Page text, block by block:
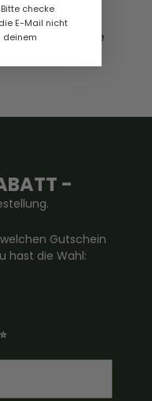
wie Solarmodule
-
Gutschein
hast die Wahl:
checke
E-Mail nicht
deinem